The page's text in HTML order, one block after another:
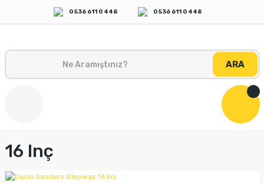
0 536 611 0 448 0 536 611 0 448
ARA
16 Inç